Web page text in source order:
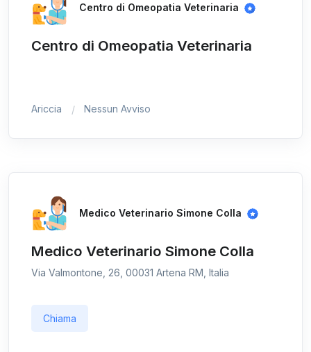
Centro di Omeopatia Veterinaria
Centro di Omeopatia Veterinaria
Ariccia Nessun Avviso
Medico Veterinario Simone Colla
Medico Veterinario Simone Colla
Via Valmontone, 26, 00031 Artena RM, Italia
Chiama